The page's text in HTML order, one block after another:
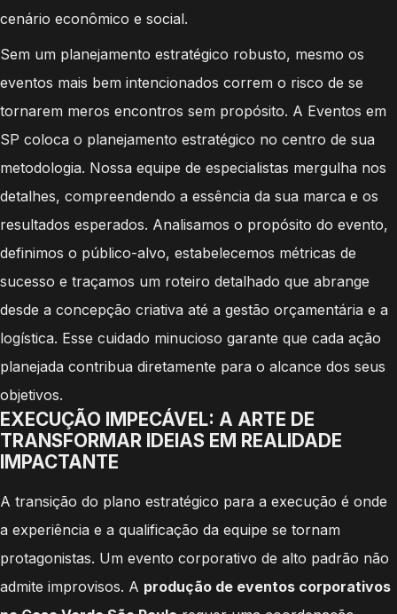
cenário econômico e social.
Sem um planejamento estratégico robusto, mesmo os
eventos mais bem intencionados correm o risco de se
tornarem meros encontros sem propósito. A Eventos em
SP coloca o planejamento estratégico no centro de sua
metodologia. Nossa equipe de especialistas mergulha nos
detalhes, compreendendo a essência da sua marca e os
resultados esperados. Analisamos o propósito do evento,
definimos o público-alvo, estabelecemos métricas de
sucesso e traçamos um roteiro detalhado que abrange
desde a concepção criativa até a gestão orçamentária e a
logística. Esse cuidado minucioso garante que cada ação
planejada contribua diretamente para o alcance dos seus
objetivos.
EXECUÇÃO IMPECÁVEL: A ARTE DE
TRANSFORMAR IDEIAS EM REALIDADE
IMPACTANTE
A transição do plano estratégico para a execução é onde
a experiência e a qualificação da equipe se tornam
protagonistas. Um evento corporativo de alto padrão não
admite improvisos. A produção de eventos corporativos